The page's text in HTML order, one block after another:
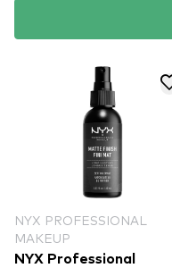
NYX PROFESSIONAL
MAKEUP
NYX Professional